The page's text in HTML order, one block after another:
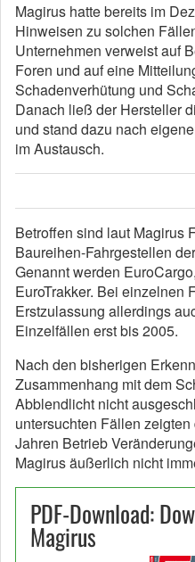
Magirus hatte bereits im
Hinweisen zu solchen
Unternehmen verweist auf
Foren und auf eine
Schadenverhütung und
Danach ließ der Hersteller
und stand dazu nach
im Austausch.
Betroffen sind laut Magirus
Baureihen-Fahrgestellen
Genannt werden
EuroTrakker. Bei einzelnen
Erstzulassung allerdings
Einzelfällen erst bis 2005.
Nach den bisherigen
Zusammenhang mit dem
Abblendlicht nicht
untersuchten Fällen
Jahren Betrieb
Magirus äußerlich nicht
PDF-Download:
Magirus